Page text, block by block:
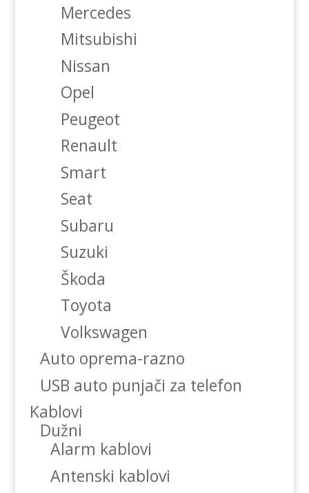
Mercedes
Mitsubishi
Nissan
Opel
Peugeot
Renault
Smart
Seat
Subaru
Suzuki
Škoda
Toyota
Volkswagen
Auto oprema-razno
USB auto punjači za telefon
Kablovi
Dužni
Alarm kablovi
Antenski kablovi